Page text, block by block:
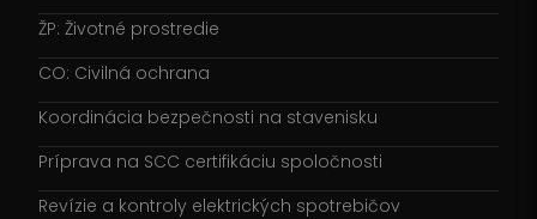
ŽP: Životné prostredie
CO: Civilná ochrana
Koordinácia bezpečnosti na stavenisku
Príprava na SCC certifikáciu spoločnosti
Revízie a kontroly elektrických spotrebičov